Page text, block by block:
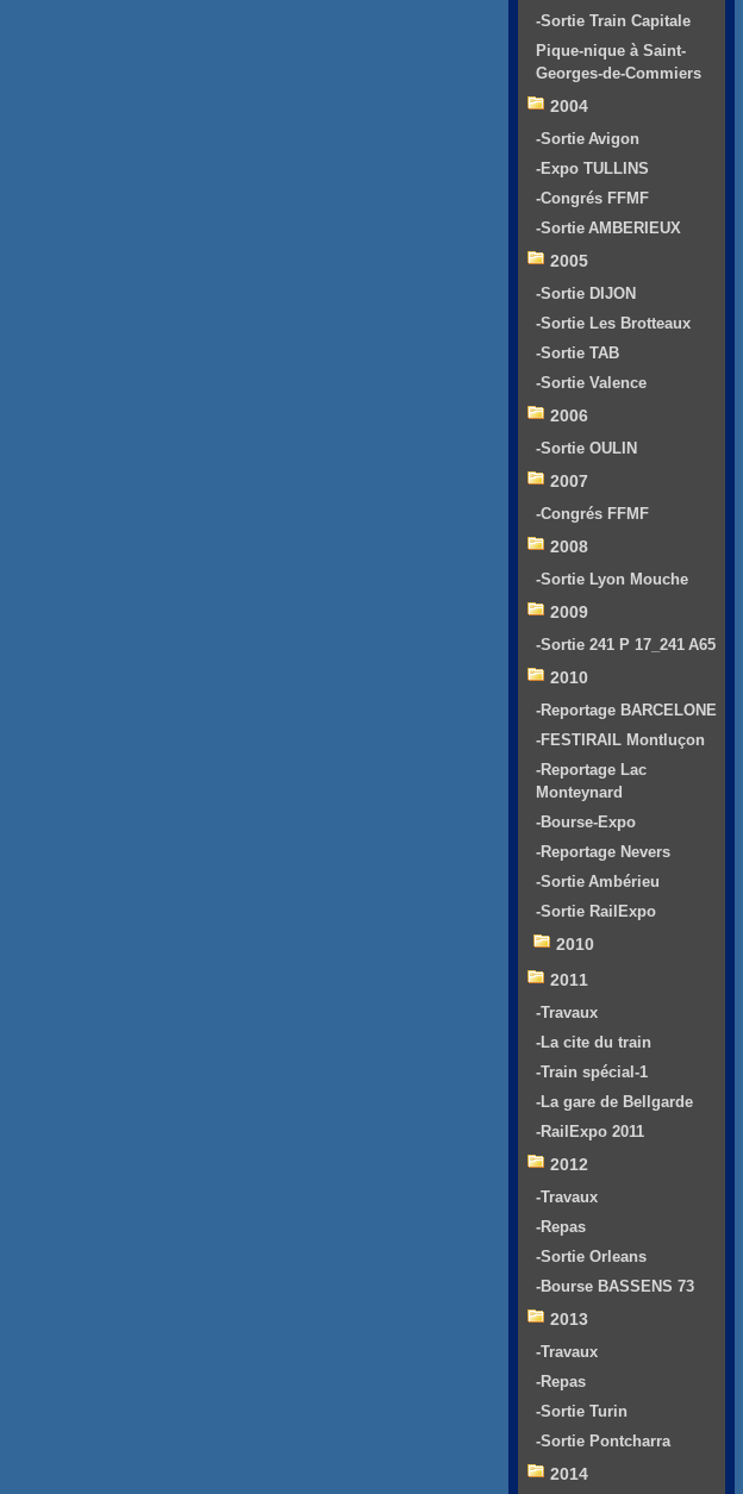
-Sortie Train Capitale
Pique-nique à Saint-
Georges-de-Commiers
2004
-Sortie Avigon
-Expo TULLINS
-Congrés FFMF
-Sortie AMBERIEUX
2005
-Sortie DIJON
-Sortie Les Brotteaux
-Sortie TAB
-Sortie Valence
2006
-Sortie OULIN
2007
-Congrés FFMF
2008
-Sortie Lyon Mouche
2009
-Sortie 241 P 17_241 A65
2010
-Reportage BARCELONE
-FESTIRAIL Montluçon
-Reportage Lac
Monteynard
-Bourse-Expo
-Reportage Nevers
-Sortie Ambérieu
-Sortie RailExpo
2010
2011
-Travaux
-La cite du train
-Train spécial-1
-La gare de Bellgarde
-RailExpo 2011
2012
-Travaux
-Repas
-Sortie Orleans
-Bourse BASSENS 73
2013
-Travaux
-Repas
-Sortie Turin
-Sortie Pontcharra
2014